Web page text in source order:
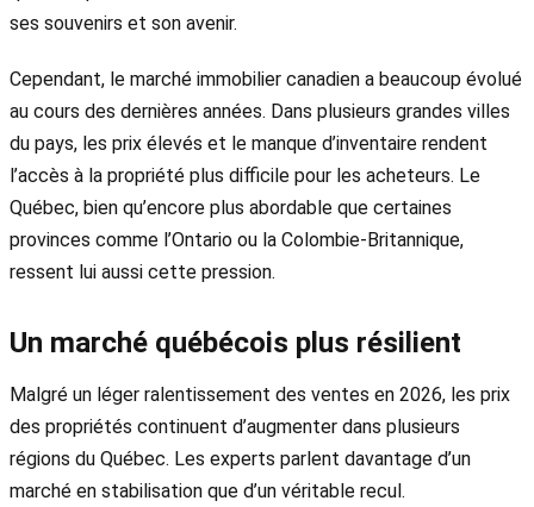
ses souvenirs et son avenir.
Cependant, le marché immobilier canadien a beaucoup évolué
au cours des dernières années. Dans plusieurs grandes villes
du pays, les prix élevés et le manque d’inventaire rendent
l’accès à la propriété plus difficile pour les acheteurs. Le
Québec, bien qu’encore plus abordable que certaines
provinces comme l’Ontario ou la Colombie-Britannique,
ressent lui aussi cette pression.
Un marché québécois plus résilient
Malgré un léger ralentissement des ventes en 2026, les prix
des propriétés continuent d’augmenter dans plusieurs
régions du Québec. Les experts parlent davantage d’un
marché en stabilisation que d’un véritable recul.